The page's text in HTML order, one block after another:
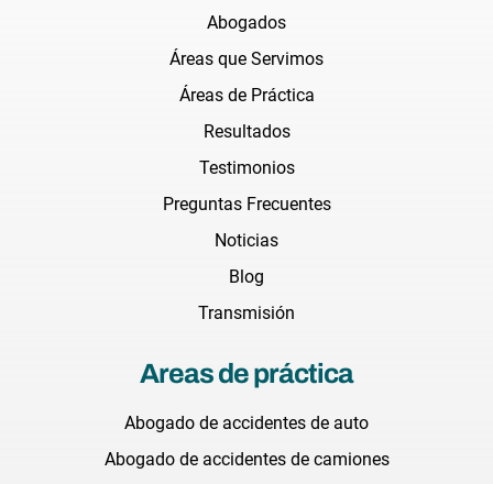
Abogados
Áreas que Servimos
Áreas de Práctica
Resultados
Testimonios
Preguntas Frecuentes
Noticias
Blog
Transmisión
Areas de práctica
Abogado de accidentes de auto
Abogado de accidentes de camiones